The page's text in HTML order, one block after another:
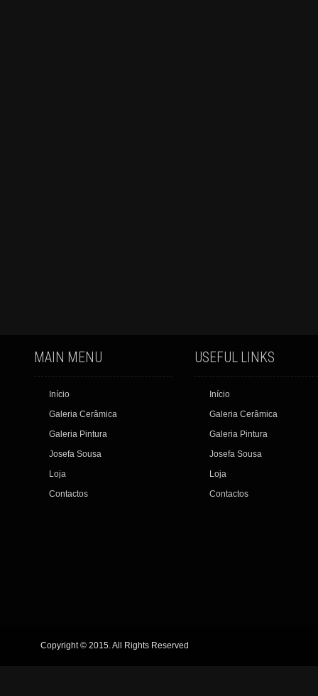
MAIN MENU
Início
Galeria Cerâmica
Galeria Pintura
Josefa Sousa
Loja
Contactos
USEFUL LINKS
Início
Galeria Cerâmica
Galeria Pintura
Josefa Sousa
Loja
Contactos
Copyright © 2015. All Rights Reserved